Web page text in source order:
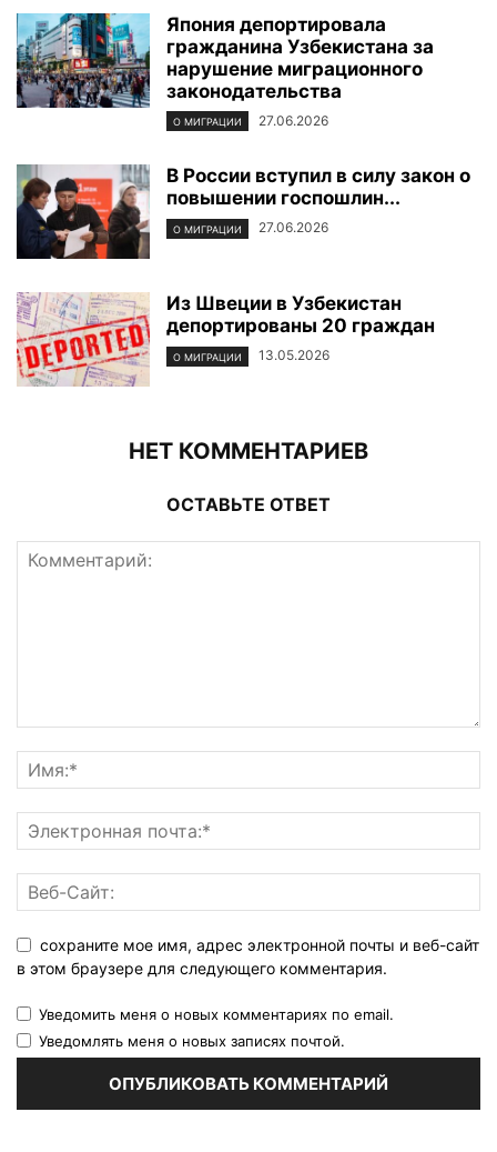
Япония депортировала
гражданина Узбекистана за
нарушение миграционного
законодательства
О МИГРАЦИИ 27.06.2026
В России вступил в силу закон о
повышении госпошлин...
О МИГРАЦИИ 27.06.2026
Из Швеции в Узбекистан
депортированы 20 граждан
О МИГРАЦИИ 13.05.2026
НЕТ КОММЕНТАРИЕВ
ОСТАВЬТЕ ОТВЕТ
сохраните мое имя, адрес электронной почты и веб-сайт
в этом браузере для следующего комментария.
Уведомить меня о новых комментариях по email.
Уведомлять меня о новых записях почтой.